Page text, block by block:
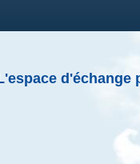
d'échange